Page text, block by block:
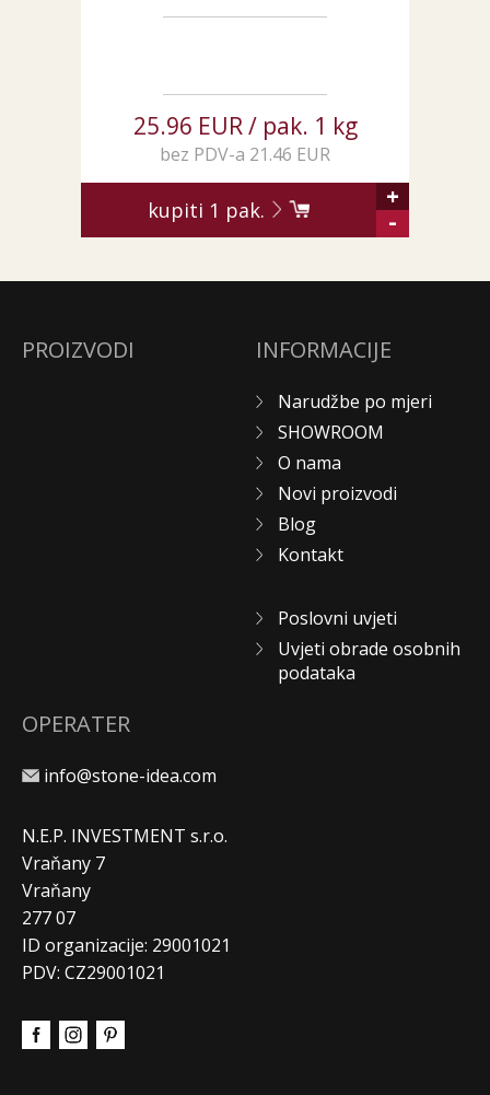
25.96 EUR / pak. 1 kg
bez PDV-a 21.46 EUR
kupiti 1 pak.
+
-
PROIZVODI INFORMACIJE
Narudžbe po mjeri
SHOWROOM
O nama
Novi proizvodi
Blog
Kontakt
Poslovni uvjeti
Uvjeti obrade osobnih
podataka
OPERATER
info@stone-idea.com
N.E.P. INVESTMENT s.r.o.
Vraňany 7
Vraňany
277 07
ID organizacije: 29001021
PDV: CZ29001021